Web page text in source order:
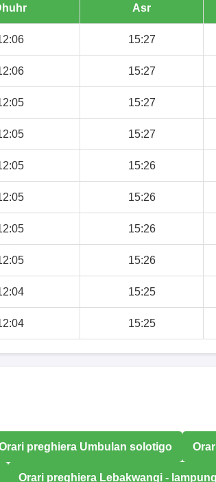
Asr
15:27
15:27
15:27
15:27
15:26
15:26
15:26
15:26
15:25
15:25
preghiera Umbulan solotigo
Orari preghiera Lebakwangi -